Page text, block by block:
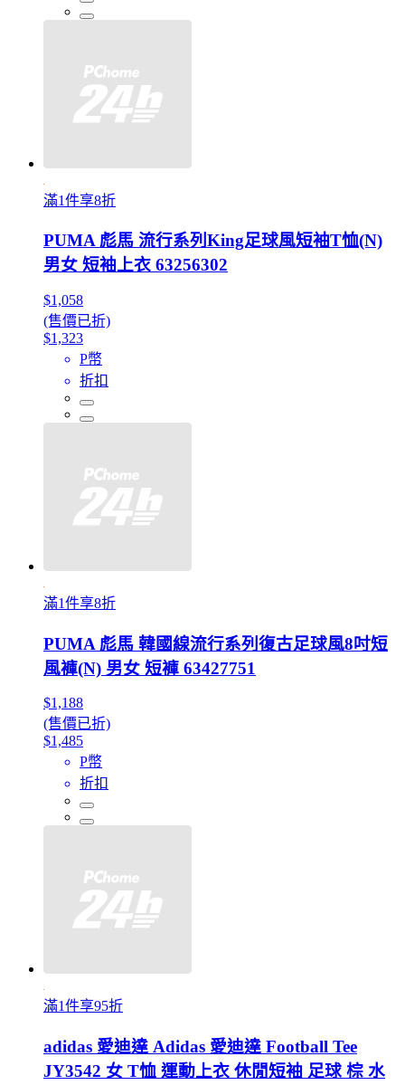
滿1件享8折
PUMA 彪馬 流行系列King足球風短袖T恤(N)
男女 短袖上衣 63256302
$1,058
(售價已折)
$1,323
P幣
折扣
滿1件享8折
PUMA 彪馬 韓國線流行系列復古足球風8吋短
風褲(N) 男女 短褲 63427751
$1,188
(售價已折)
$1,485
P幣
折扣
滿1件享95折
adidas 愛迪達 Adidas 愛迪達 Football Tee
JY3542 女 T恤 運動上衣 休閒短袖 足球 棕 水